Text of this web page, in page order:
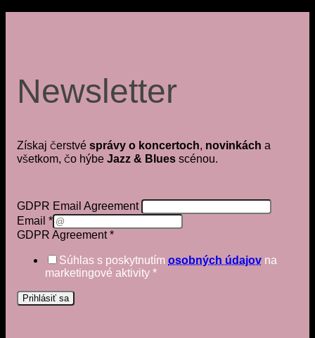
Newsletter
Získaj čerstvé správy o koncertoch, novinkách a
všetkom, čo hýbe Jazz & Blues scénou.
GDPR Email Agreement
Email *
GDPR Agreement*
Súhlas s poskytnutím osobných údajov na
marketingové aktivity *
Prihlásiť sa